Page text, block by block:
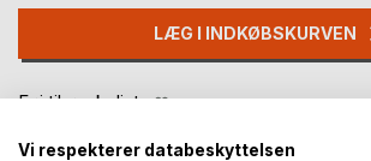
LÆG I INDKØBSKURVEN
Føj til ønskeliste
Vi respekterer databeskyttelsen